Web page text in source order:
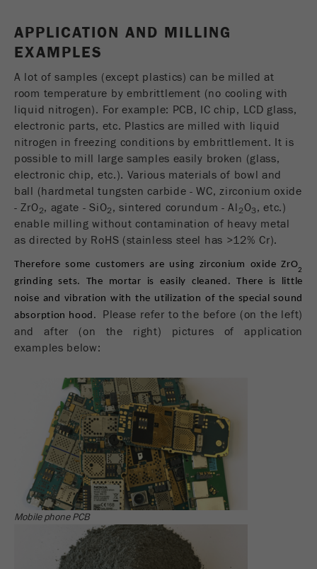
tasso di richiesta.
Ciclo di vita dei
cookie
Name _ym_d
Fornitore Yandex
Scopo
Contiene la data della prima visita del
visitatore al sito web.
Ciclo di vita dei
cookie
1 anno
Fornitore Yandex
Determina se un utente ha dei blocchi
Ciclo di vita dei
2 giorni
Name _ym_uid
Fornitore Yandex
Scopo
Utilizzato per identificare gli utenti del
sito.
Ciclo di vita dei
1 anno
APPLICATION AND MILLING
EXAMPLES
A lot of samples (except plastics) can be milled at
room temperature by embrittlement (no cooling with
liquid nitrogen). For example: PCB, IC chip, LCD glass,
electronic parts, etc. Plastics are milled with liquid
nitrogen in freezing conditions by embrittlement. It is
possible to mill large samples easily broken (glass,
electronic chip, etc.). Various materials of bowl and
ball (hardmetal tungsten carbide - WC, zirconium oxide
- ZrO2, agate - SiO2 , sintered corundum - Al2O3, etc.)
enable milling without contamination of heavy metal
as directed by RoHS (stainless steel has >12% Cr).
Therefore some customers are using zirconium oxide ZrO
2
grinding sets. The mortar is easily cleaned. There is little
noise and vibration with the utilization of the special sound
absorption hood. Please refer to the before (on the left)
and after (on the right) pictures of application
examples below:
Mobile phone PCB